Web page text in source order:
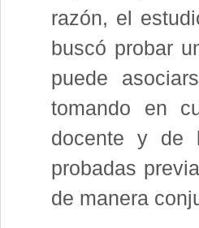
razón, el
buscó probar
puede
tomando en
docente y de
probadas
de manera